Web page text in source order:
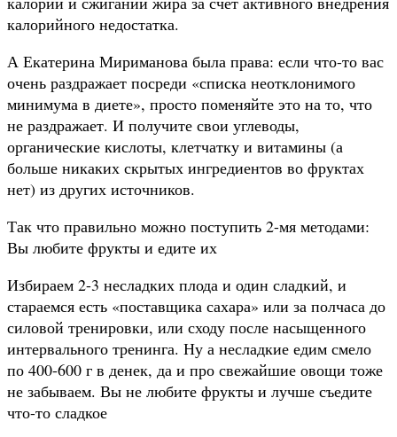
калорийного недостатка.
А Екатерина Мириманова была права: если что-то вас
очень раздражает посреди «списка неотклонимого
минимума в диете», просто поменяйте это на то, что
не раздражает. И получите свои углеводы,
органические кислоты, клетчатку и витамины (а
больше никаких скрытых ингредиентов во фруктах
нет) из других источников.
Так что правильно можно поступить 2-мя методами:
Вы любите фрукты и едите их
Избираем 2-3 несладких плода и один сладкий, и
стараемся есть «поставщика сахара» или за полчаса до
силовой тренировки, или сходу после насыщенного
интервального тренинга. Ну а несладкие едим смело
по 400-600 г в денек, да и про свежайшие овощи тоже
не забываем. Вы не любите фрукты и лучше съедите
что-то сладкое